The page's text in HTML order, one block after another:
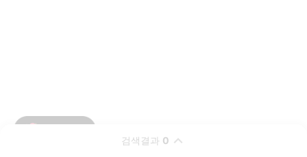
검색결과 0